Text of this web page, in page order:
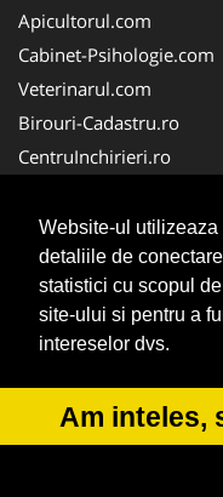
Website-ul
detaliile de
statistici cu scopul
site-ului si pentru a
intereselor dvs.
Am inteles,
Apicultorul.com
Cabinet-Psihologie.com
Veterinarul.com
Birouri-Cadastru.ro
CentruInchirieri.ro
Servicii-DDD.com
Alpinist-Utilitar.com
FirmaTractariAuto.ro
NonStopDeschis.ro
© 2014-2026 -ANPC